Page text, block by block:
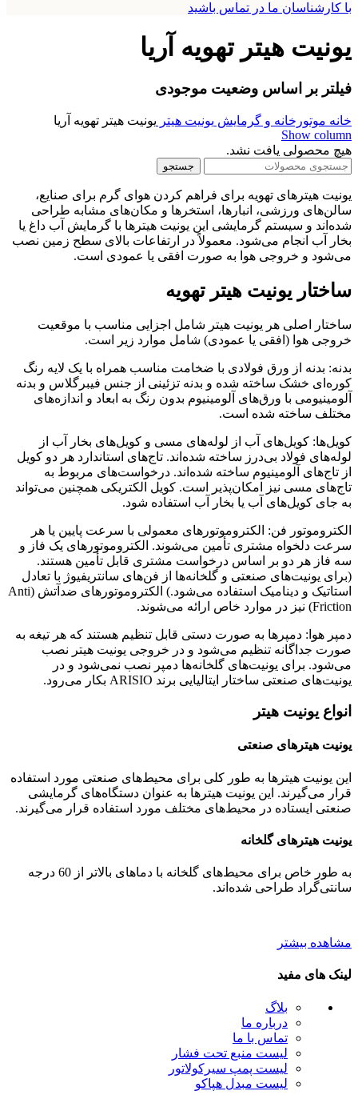
با کارشناسان ما در تماس باشید
یونیت هیتر تهویه آریا
فیلتر بر اساس وضعیت موجودی
خانه موتورخانه و گرمایش یونیت هیتر یونیت هیتر تهویه آریا
Show column
هیچ محصولی یافت نشد.
جستجو
یونیت هیترهای تهویه برای فراهم کردن هوای گرم برای صنایع،
سالن‌های ورزشی، انبارها، استخرها و مکان‌های مشابه طراحی
شده‌اند و سیستم گرمایشی این یونیت هیترها با گرمایش آب داغ یا
بخار آب انجام می‌شود. معمولاً در ارتفاعات بالای سطح زمین نصب
می‌شود و خروجی هوا به صورت افقی یا عمودی است.
ساختار یونیت هیتر تهویه
ساختار اصلی هر یونیت هیتر شامل اجزایی مناسب با موقعیت
خروجی هوا (افقی یا عمودی) شامل موارد زیر است.
بدنه: بدنه از ورق فولادی با ضخامت مناسب همراه با یک لایه رنگ
کوره‌ای خشک ساخته شده و بدنه تزئینی از جنس فیبرگلاس و بدنه
آلومینیومی با ورق‌های آلومینیوم بدون رنگ به ابعاد و اندازه‌های
مختلف ساخته شده است.
کویل‌ها: کویل‌های آب از لوله‌های مسی و کویل‌های بخار آب از
لوله‌های فولاد بی‌درز ساخته شده‌اند. تاج‌های استاندارد هر دو کویل
از تاج‌های آلومینیوم ساخته شده‌اند. درخواست‌های مربوط به
تاج‌های مسی نیز امکان‌پذیر است. کویل الکتریکی همچنین می‌تواند
به جای کویل‌های آب یا بخار آب استفاده شود.
الکتروموتور فن: الکتروموتورهای معمولی با سرعت پایین یا هر
سرعت دلخواه مشتری تأمین می‌شوند. الکتروموتورهای یک فاز و
سه فاز هر دو بر اساس درخواست مشتری قابل تأمین هستند.
(برای یونیت‌های صنعتی و گلخانه‌ها از فن‌های سانتریفیوژ با تعادل
استاتیک و دینامیک استفاده می‌شود.) الکتروموتورهای ضدآتش (Anti
Friction) نیز در موارد خاص ارائه می‌شوند.
دمپر هوا: دمپرها به صورت دستی قابل تنظیم هستند که هر تیغه به
صورت جداگانه تنظیم می‌شود و در خروجی یونیت هیتر نصب
می‌شود. برای یونیت‌های گلخانه‌ها دمپر نصب نمی‌شود و در
یونیت‌های صنعتی ساختار ایتالیایی برند ARISIO بکار می‌رود.
انواع یونیت هیتر
یونیت هیترهای صنعتی
این یونیت هیترها به طور کلی برای محیط‌های صنعتی مورد استفاده
قرار می‌گیرند. این یونیت هیترها به عنوان دستگاه‌های گرمایشی
صنعتی ایستاده در محیط‌های مختلف مورد استفاده قرار می‌گیرند.
یونیت هیترهای گلخانه
به طور خاص برای محیط‌های گلخانه با دماهای بالاتر از 60 درجه
سانتی‌گراد طراحی شده‌اند.
مشاهده بیشتر
لینک های مفید
بلاگ
درباره ما
تماس با ما
لیست منبع تحت فشار
لیست پمپ سیرکولاتور
لیست مبدل هپاکو